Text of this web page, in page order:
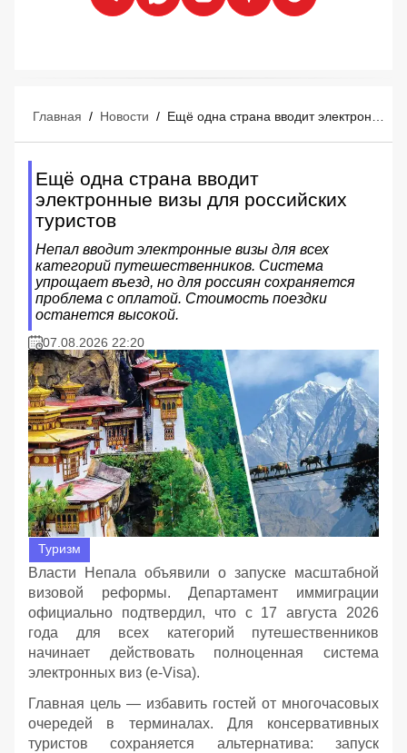
Главная / Новости / Ещё одна страна вводит электронные визы для российских туристов
Ещё одна страна вводит
электронные визы для российских
туристов
Непал вводит электронные визы для всех
категорий путешественников. Система
упрощает въезд, но для россиян сохраняется
проблема с оплатой. Стоимость поездки
останется высокой.
07.08.2026 22:20
Туризм
Власти Непала объявили о запуске масштабной
визовой реформы. Департамент иммиграции
официально подтвердил, что с 17 августа 2026
года для всех категорий путешественников
начинает действовать полноценная система
электронных виз (e-Visa).
Главная цель — избавить гостей от многочасовых
очередей в терминалах. Для консервативных
туристов сохраняется альтернатива: запуск